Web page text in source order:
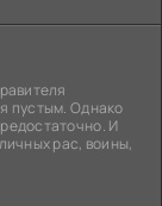
пустым. Однако
И
рас, воины,